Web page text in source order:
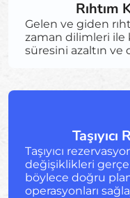
Rıhtım
Gelen ve giden
zaman dilimleri
süresini azaltın ve
Taşıyıcı
değişiklikleri
böylece doğru
operasyonları